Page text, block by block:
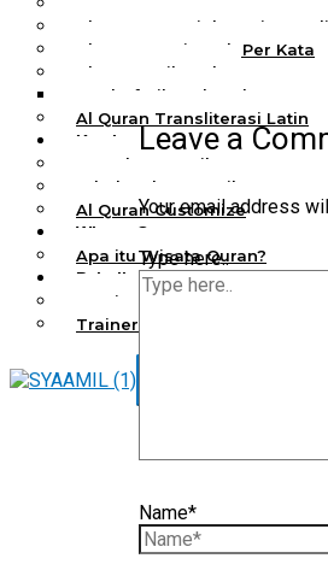
Al Quran Spesial Wanita
Al Quran Terjemah Per Kata
Al Quran Tilawah
Mushaf Tilawah Quba
Al Quran Transliterasi Latin
Kemitraan
Rumah Syaamil
Wholesale & Retail
Al Quran Customize
Wisata Quran
Apa itu Wisata Quran?
Pelatihan Kequranan
Apa itu Pelatihan Quran?
Trainer Syaamil Quran
Leave a
Your email address
Type here..
Name*